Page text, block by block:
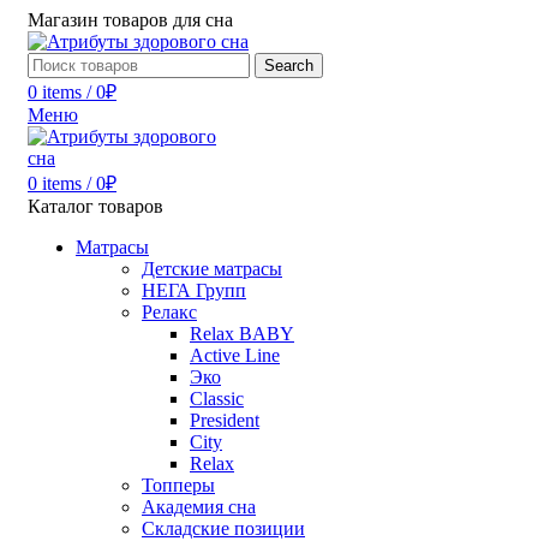
Магазин товаров для сна
Search
0 items / 0₽
Меню
0 items / 0₽
Каталог товаров
Матрасы
Детские матрасы
НЕГА Групп
Релакс
Relax BABY
Active Line
Эко
Classic
President
City
Relax
Топперы
Академия сна
Складские позиции